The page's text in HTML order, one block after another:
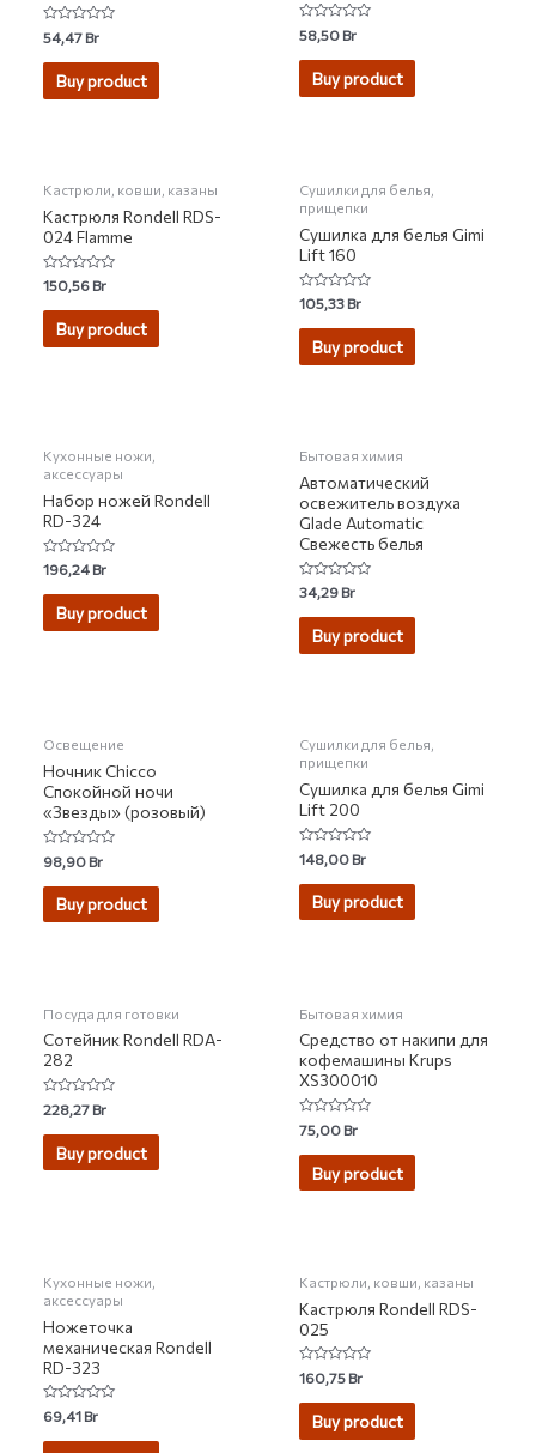
Rated
0
out
54,47Br
Buy product
Rated
0
out
58,50Br
Buy product
Кастрюли, ковши, казаны
Кастрюля Rondell RDS-
024 Flamme
Rated
0
out
150,56Br
Buy product
Сушилки для белья,
прищепки
Сушилка для белья Gimi
Lift 160
Rated
0
out
105,33Br
Buy product
Кухонные ножи,
аксессуары
Набор ножей Rondell
RD-324
Rated
0
out
196,24Br
Buy product
Бытовая химия
Автоматический
освежитель воздуха
Glade Automatic
Свежесть белья
Rated
0
out
34,29Br
Buy product
Освещение
Ночник Chicco
Спокойной ночи
«Звезды» (розовый)
Rated
0
out
98,90Br
Buy product
Сушилки для белья,
прищепки
Сушилка для белья Gimi
Lift 200
Rated
0
out
148,00Br
Buy product
Посуда для готовки
Сотейник Rondell RDA-
282
Rated
0
out
228,27Br
Buy product
Бытовая химия
Средство от накипи для
кофемашины Krups
XS300010
Rated
0
out
75,00Br
Buy product
Кухонные ножи,
аксессуары
Ножеточка
механическая Rondell
RD-323
Rated
0
out
69,41Br
Кастрюли, ковши, казаны
Кастрюля Rondell RDS-
025
Rated
0
out
160,75Br
Buy product